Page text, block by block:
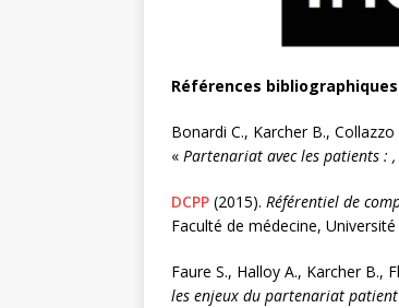
Références bibliographiques
Bonardi C., Karcher B.,
« Partenariat avec les patients : ,
DCPP (2015). Référentiel de
Faculté de médecine,
Faure S., Halloy A., Karcher B.,
les enjeux du partenariat patient